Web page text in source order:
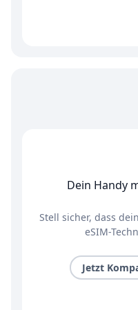
Dein Handy
Stell sicher, dass
eSIM-
Jetzt